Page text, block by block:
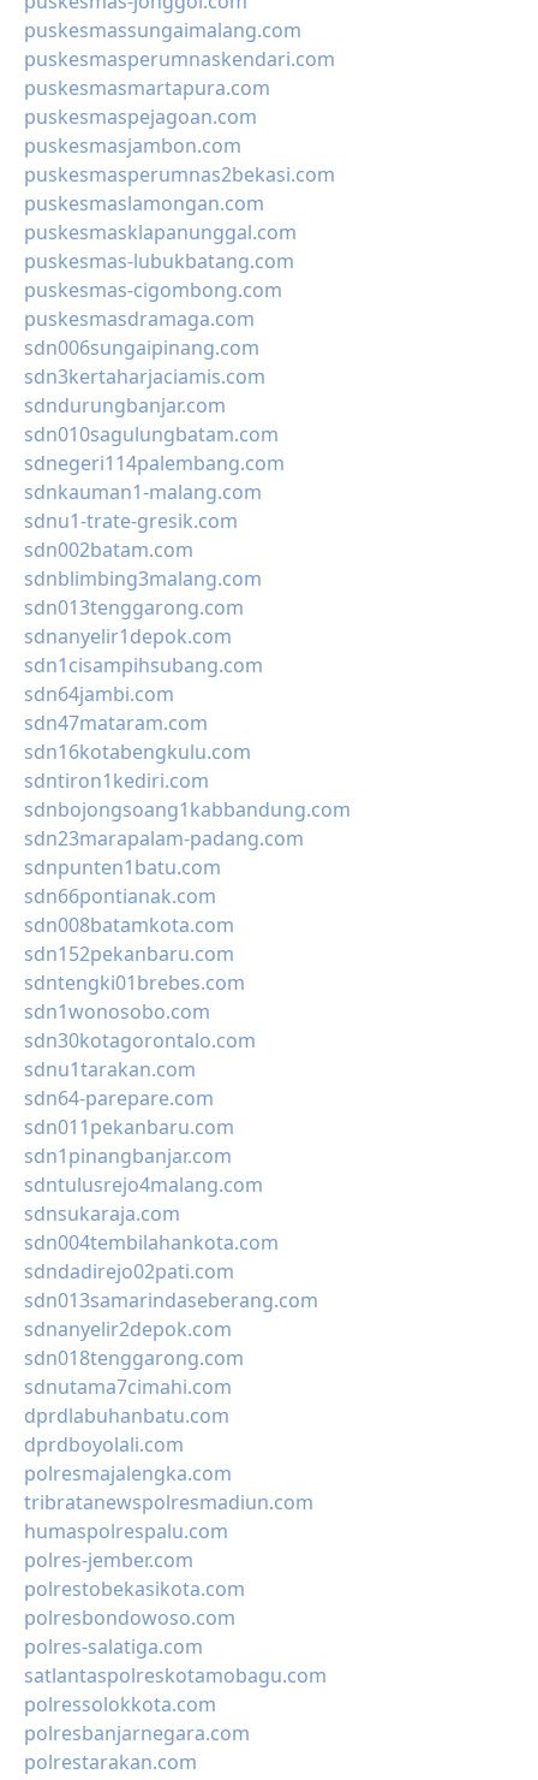
puskesmassungaimalang.com
puskesmasperumnaskendari.com
puskesmasmartapura.com
puskesmaspejagoan.com
puskesmasjambon.com
puskesmasperumnas2bekasi.com
puskesmaslamongan.com
puskesmasklapanunggal.com
puskesmas-lubukbatang.com
puskesmas-cigombong.com
puskesmasdramaga.com
sdn006sungaipinang.com
sdn3kertaharjaciamis.com
sdndurungbanjar.com
sdn010sagulungbatam.com
sdnegeri114palembang.com
sdnkauman1-malang.com
sdnu1-trate-gresik.com
sdn002batam.com
sdnblimbing3malang.com
sdn013tenggarong.com
sdnanyelir1depok.com
sdn1cisampihsubang.com
sdn64jambi.com
sdn47mataram.com
sdn16kotabengkulu.com
sdntiron1kediri.com
sdnbojongsoang1kabbandung.com
sdn23marapalam-padang.com
sdnpunten1batu.com
sdn66pontianak.com
sdn008batamkota.com
sdn152pekanbaru.com
sdntengki01brebes.com
sdn1wonosobo.com
sdn30kotagorontalo.com
sdnu1tarakan.com
sdn64-parepare.com
sdn011pekanbaru.com
sdn1pinangbanjar.com
sdntulusrejo4malang.com
sdnsukaraja.com
sdn004tembilahankota.com
sdndadirejo02pati.com
sdn013samarindaseberang.com
sdnanyelir2depok.com
sdn018tenggarong.com
sdnutama7cimahi.com
dprdlabuhanbatu.com
dprdboyolali.com
polresmajalengka.com
tribratanewspolresmadiun.com
humaspolrespalu.com
polres-jember.com
polrestobekasikota.com
polresbondowoso.com
polres-salatiga.com
satlantaspolreskotamobagu.com
polressolokkota.com
polresbanjarnegara.com
polrestarakan.com